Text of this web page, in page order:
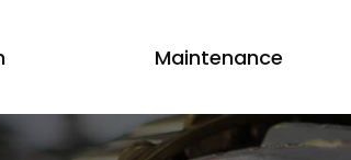
Maintenance